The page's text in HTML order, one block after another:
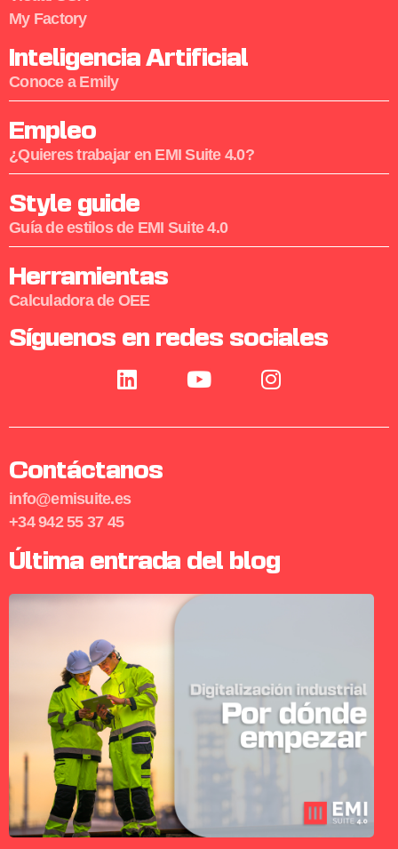
My Factory
Inteligencia Artificial
Conoce a Emily
Empleo
¿Quieres trabajar en EMI Suite 4.0?
Style guide
Guía de estilos de EMI Suite 4.0
Herramientas
Calculadora de OEE
Síguenos en redes sociales
Contáctanos
info@emisuite.es
+34 942 55 37 45
Última entrada del blog